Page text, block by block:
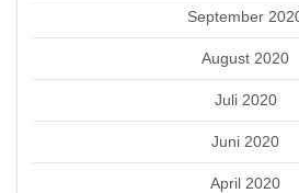
September
August 2020
Juli 2020
Juni 2020
April 2020